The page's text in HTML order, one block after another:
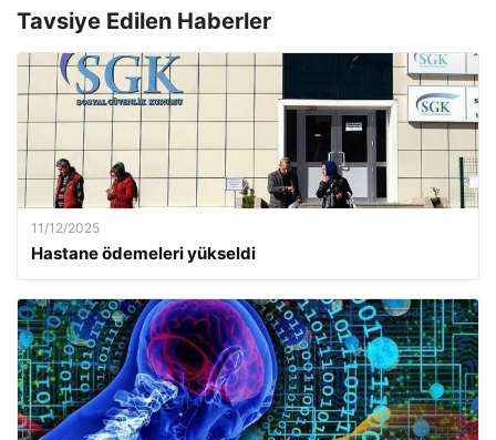
Tavsiye Edilen Haberler
11/12/2025
Hastane ödemeleri yükseldi